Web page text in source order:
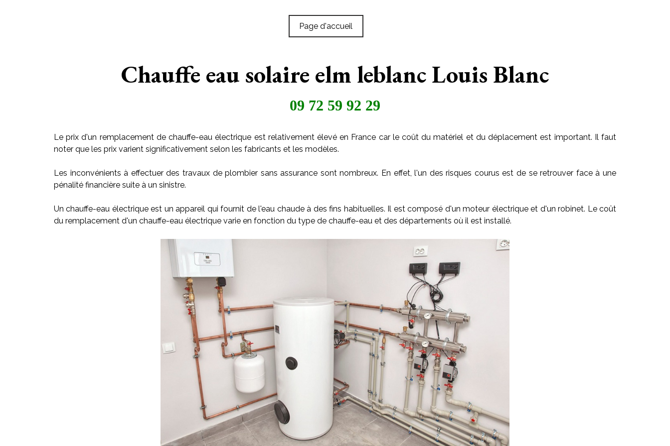
Page d'accueil
Chauffe eau solaire elm leblanc Louis Blanc
09 72 59 92 29
Le prix d'un remplacement de chauffe-eau électrique est relativement élevé en France car le coût du matériel et du déplacement est important. Il faut
noter que les prix varient significativement selon les fabricants et les modèles.
Les inconvénients à effectuer des travaux de plombier sans assurance sont nombreux. En effet, l'un des risques courus est de se retrouver face à une
pénalité financière suite à un sinistre.
Un chauffe-eau électrique est un appareil qui fournit de l'eau chaude à des fins habituelles. Il est composé d'un moteur électrique et d'un robinet. Le coût
du remplacement d'un chauffe-eau électrique varie en fonction du type de chauffe-eau et des départements où il est installé.